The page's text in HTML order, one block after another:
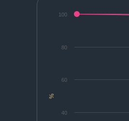
%
40
60
80
100